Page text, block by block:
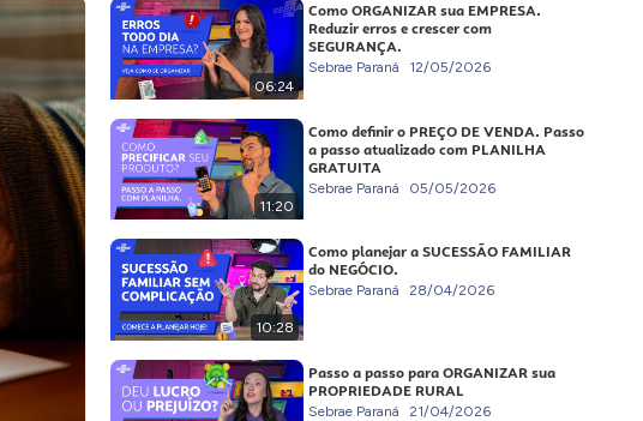
06:24
Como ORGANIZAR sua EMPRESA.
Reduzir erros e crescer com
SEGURANÇA.
Sebrae Paraná 12/05/2026
11:20
Como definir o PREÇO DE VENDA. Passo
a passo atualizado com PLANILHA
GRATUITA
Sebrae Paraná 05/05/2026
10:28
Como planejar a SUCESSÃO FAMILIAR
do NEGÓCIO.
Sebrae Paraná 28/04/2026
Passo a passo para ORGANIZAR sua
PROPRIEDADE RURAL
Sebrae Paraná 21/04/2026